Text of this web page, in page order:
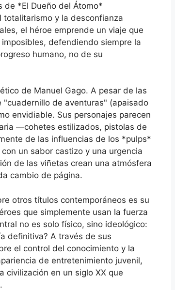
de *El Dueño del Átomo*
totalitarismo y la desconfianza
el héroe emprende un viaje que
defendiendo siempre la
humano, no de su
de Manuel Gago. A pesar de las
de aventuras" (apaisado
envidiable. Sus personajes parecen
—cohetes estilizados, pistolas de
de las influencias de los *pulps*
un sabor castizo y una urgencia
de las viñetas crean una atmósfera
cambio de página.
otros títulos contemporáneos es su
que simplemente usan la fuerza
no es solo físico, sino ideológico:
definitiva? A través de sus
el control del conocimiento y la
de entretenimiento juvenil,
civilización en un siglo XX que